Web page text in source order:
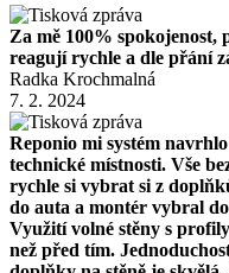
Za mě 100% spokojenost,
reagují rychle a dle přání
Radka Krochmalná
7. 2. 2024
Reponio mi systém
technické místnosti. Vše
rychle si vybrat si z
do auta a montér vybral
Využití volné stěny s
než před tím.